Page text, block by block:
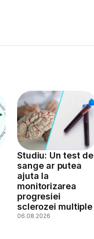
Studiu: Un test de
sange ar putea
ajuta la
monitorizarea
progresiei
sclerozei multiple
06.08.2026